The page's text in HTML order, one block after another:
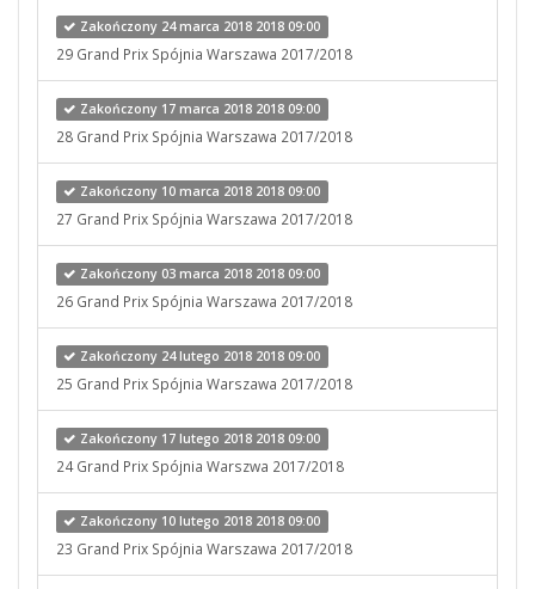
Zakończony 24 marca 2018 2018 09:00
29 Grand Prix Spójnia Warszawa 2017/2018
Zakończony 17 marca 2018 2018 09:00
28 Grand Prix Spójnia Warszawa 2017/2018
Zakończony 10 marca 2018 2018 09:00
27 Grand Prix Spójnia Warszawa 2017/2018
Zakończony 03 marca 2018 2018 09:00
26 Grand Prix Spójnia Warszawa 2017/2018
Zakończony 24 lutego 2018 2018 09:00
25 Grand Prix Spójnia Warszawa 2017/2018
Zakończony 17 lutego 2018 2018 09:00
24 Grand Prix Spójnia Warszwa 2017/2018
Zakończony 10 lutego 2018 2018 09:00
23 Grand Prix Spójnia Warszawa 2017/2018